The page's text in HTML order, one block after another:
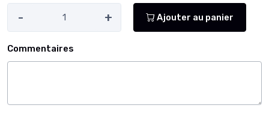
- + Ajouter au panier
Commentaires